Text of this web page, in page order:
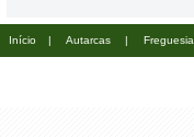
Início | Autarcas | Freguesia